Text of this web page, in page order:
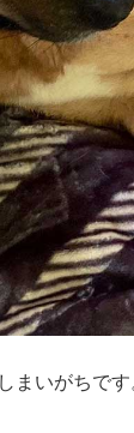
まいがちです